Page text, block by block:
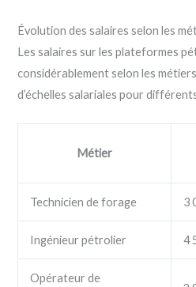
Évolution des salaires selon les
Les salaires sur les plateformes
considérablement selon les
d’échelles salariales pour
Métier
Technicien de forage 3
Ingénieur pétrolier 4
Opérateur de